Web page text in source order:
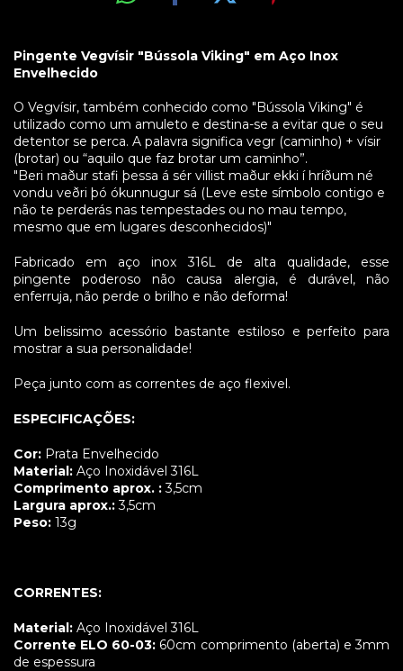
Pingente Vegvísir "Bússola Viking" em Aço Inox
Envelhecido
O Vegvísir, também conhecido como "Bússola Viking" é
utilizado como um amuleto e destina-se a evitar que o seu
detentor se perca. A palavra significa vegr (caminho) + vísir
(brotar) ou “aquilo que faz brotar um caminho”.
"Beri maður stafi þessa á sér villist maður ekki í hríðum né
vondu veðri þó ókunnugur sá (Leve este símbolo contigo e
não te perderás nas tempestades ou no mau tempo,
mesmo que em lugares desconhecidos)"
Fabricado em aço inox 316L de alta qualidade, esse
pingente poderoso não causa alergia, é durável, não
enferruja, não perde o brilho e não deforma!
Um belissimo acessório bastante estiloso e perfeito para
mostrar a sua personalidade!
Peça junto com as correntes de aço flexivel.
ESPECIFICAÇÕES:
Cor: Prata Envelhecido
Material: Aço Inoxidável 316L
Comprimento aprox. :3,5cm
Largura aprox.:3,5cm
Peso: 13g
CORRENTES:
Material: Aço Inoxidável 316L
Corrente ELO 60-03: 60cm comprimento (aberta) e 3mm
de espessura